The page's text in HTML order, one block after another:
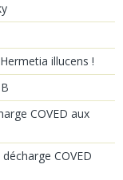
illucens !
COVED aux
COVED